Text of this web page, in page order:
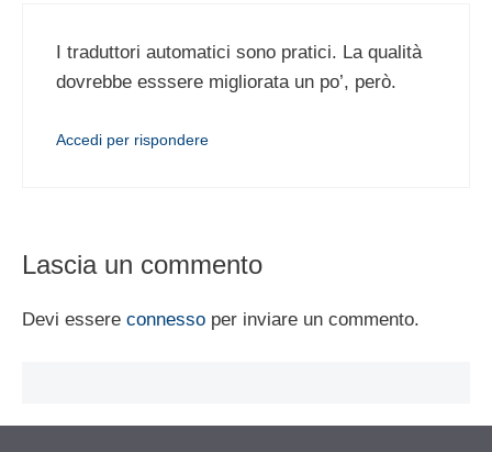
I traduttori automatici sono pratici. La qualità
dovrebbe esssere migliorata un po’, però.
Accedi per rispondere
Lascia un commento
Devi essere connesso per inviare un commento.